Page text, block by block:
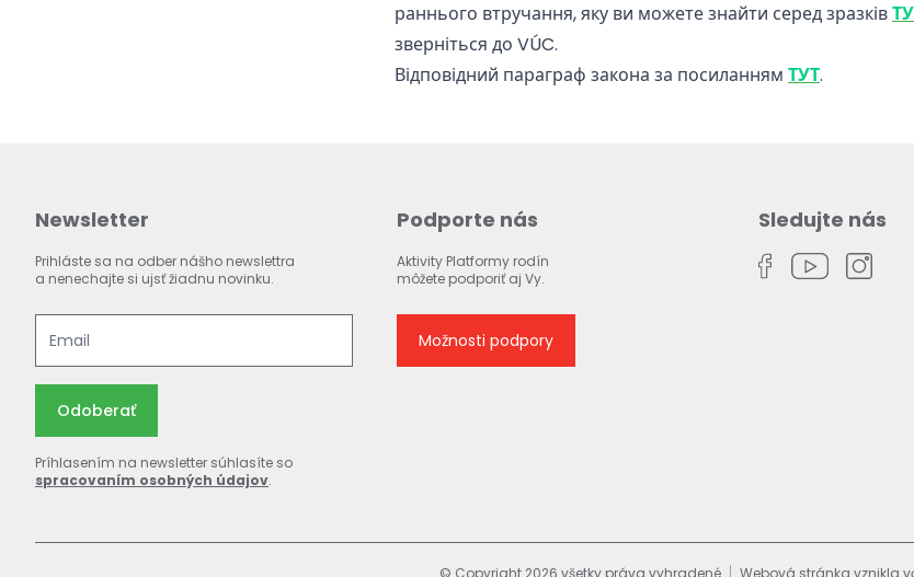
раннього втручання, яку ви можете знайти серед зразків
зверніться до VÚC.
Відповідний параграф закона за посиланням ТУТ.
Newsletter
Prihláste sa na odber nášho newslettra
a nenechajte si ujsť žiadnu novinku.
Odoberať
Príhlasením na newsletter súhlasíte so
spracovaním osobných údajov.
Podporte nás
Aktivity Platformy rodín
môžete podporiť aj Vy.
Možnosti podpory
Sledujte nás
© Copyright 2026 všetky práva vyhradené Webová stránka vznikla